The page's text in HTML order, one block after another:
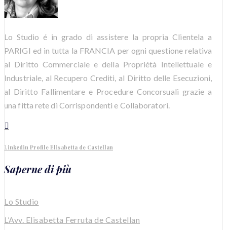
Lo Studio é in grado di assistere la propria Clientela a
PARIGI ed in tutta la FRANCIA per ogni questione relativa
al Diritto Commerciale e della Propriétà Intellettuale e
Industriale, al Recupero Crediti, al Diritto delle Esecuzioni,
al Diritto Fallimentare e Procedure Concorsuali grazie a
una fitta rete di Corrispondenti e Collaboratori.

Linkedin Profile Elisabetta de Castellan
Saperne di più
Lo Studio
L’Avv. Elisabetta Ferruta de Castellan